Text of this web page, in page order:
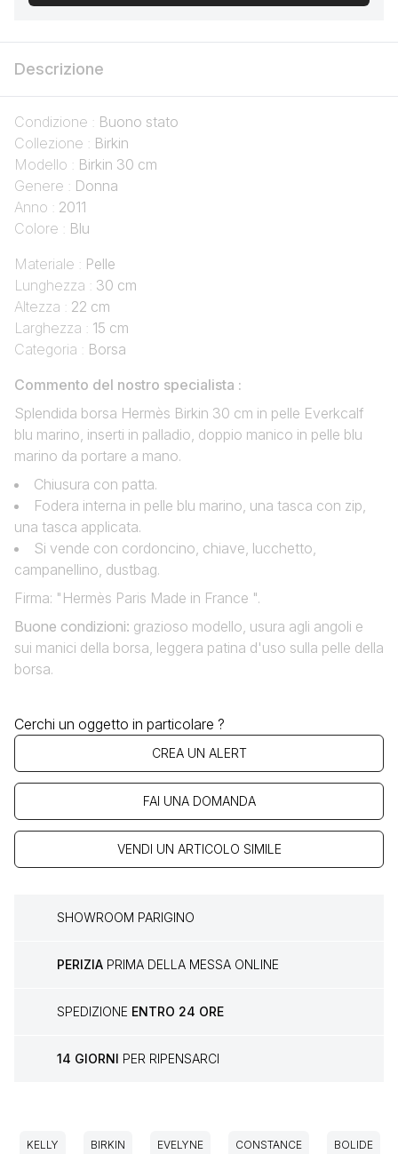
Descrizione
Condizione : Buono stato
Collezione : Birkin
Modello : Birkin 30 cm
Genere : Donna
Anno : 2011
Colore : Blu
Materiale : Pelle
Lunghezza : 30 cm
Altezza : 22 cm
Larghezza : 15 cm
Categoria : Borsa
Commento del nostro specialista :
Splendida borsa Hermès Birkin 30 cm in pelle Everkcalf
blu marino, inserti in palladio, doppio manico in pelle blu
marino da portare a mano.
Chiusura con patta.
Fodera interna in pelle blu marino, una tasca con zip,
una tasca applicata.
Si vende con cordoncino, chiave, lucchetto,
campanellino, dustbag.
Firma: "Hermès Paris Made in France ".
Buone condizioni: grazioso modello, usura agli angoli e
sui manici della borsa, leggera patina d'uso sulla pelle della
borsa.
Cerchi un oggetto in particolare ?
CREA UN ALERT
FAI UNA DOMANDA
VENDI UN ARTICOLO SIMILE
SHOWROOM PARIGINO
PERIZIA PRIMA DELLA MESSA ONLINE
SPEDIZIONE ENTRO 24 ORE
14 GIORNI PER RIPENSARCI
KELLY BIRKIN EVELYNE CONSTANCE BOLIDE